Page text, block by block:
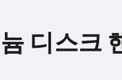
디스크